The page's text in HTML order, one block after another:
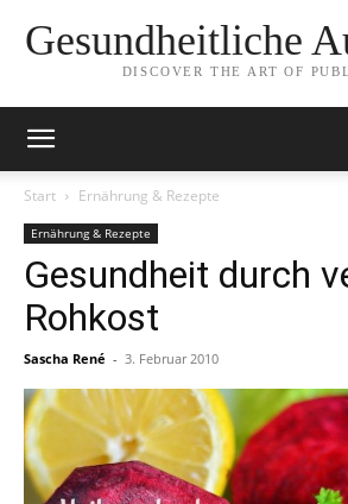
Gesundheitliche
DISCOVER THE ART OF
Start Ernährung & Rezepte
Ernährung & Rezepte
Gesundheit durch
Rohkost
Sascha René - 3. Februar 2010